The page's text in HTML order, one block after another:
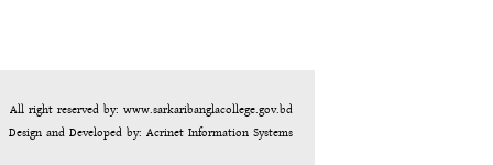
All right reserved by: www.sarkaribanglacollege.gov.bd
Design and Developed by: Acrinet Information Systems